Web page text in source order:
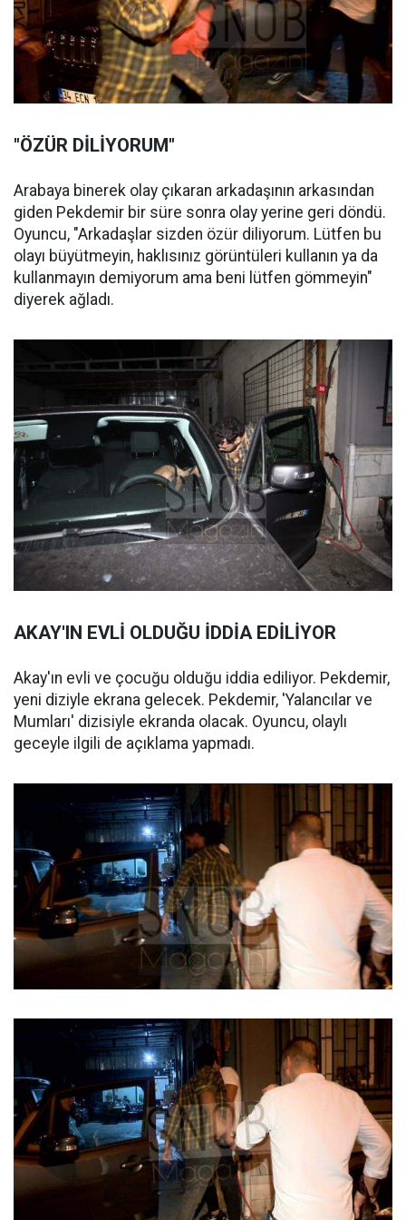
"ÖZÜR DİLİYORUM"
Arabaya binerek olay çıkaran arkadaşının arkasından
giden Pekdemir bir süre sonra olay yerine geri döndü.
Oyuncu, "Arkadaşlar sizden özür diliyorum. Lütfen bu
olayı büyütmeyin, haklısınız görüntüleri kullanın ya da
kullanmayın demiyorum ama beni lütfen gömmeyin"
diyerek ağladı.
AKAY'IN EVLİ OLDUĞU İDDİA EDİLİYOR
Akay'ın evli ve çocuğu olduğu iddia ediliyor. Pekdemir,
yeni diziyle ekrana gelecek. Pekdemir, 'Yalancılar ve
Mumları' dizisiyle ekranda olacak. Oyuncu, olaylı
geceyle ilgili de açıklama yapmadı.